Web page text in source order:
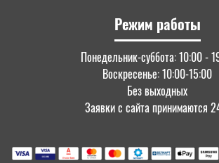
Режим работы
Понедельник-суббота: 10:00 -
Воскресенье: 10:00-15:00
Без выходных
Заявки с сайта принимаются